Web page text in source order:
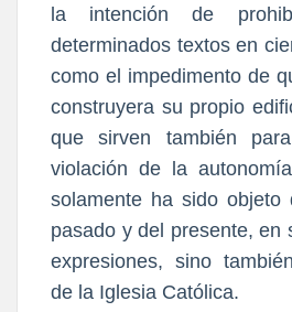
la intención de
determinados textos en
como el impedimento de
construyera su propio
que sirven también
violación de la
solamente ha sido objeto
pasado y del presente, en
expresiones, sino
de la Iglesia Católica.